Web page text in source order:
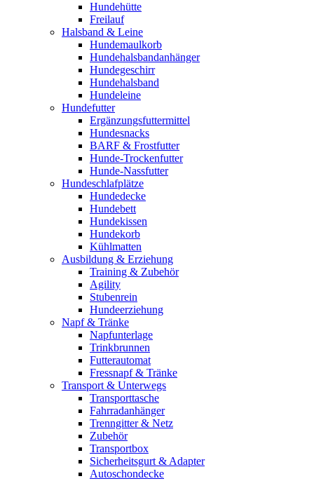
Hundehütte
Freilauf
Halsband & Leine
Hundemaulkorb
Hundehalsbandanhänger
Hundegeschirr
Hundehalsband
Hundeleine
Hundefutter
Ergänzungsfuttermittel
Hundesnacks
BARF & Frostfutter
Hunde-Trockenfutter
Hunde-Nassfutter
Hundeschlafplätze
Hundedecke
Hundebett
Hundekissen
Hundekorb
Kühlmatten
Ausbildung & Erziehung
Training & Zubehör
Agility
Stubenrein
Hundeerziehung
Napf & Tränke
Napfunterlage
Trinkbrunnen
Futterautomat
Fressnapf & Tränke
Transport & Unterwegs
Transporttasche
Fahrradanhänger
Trenngitter & Netz
Zubehör
Transportbox
Sicherheitsgurt & Adapter
Autoschondecke